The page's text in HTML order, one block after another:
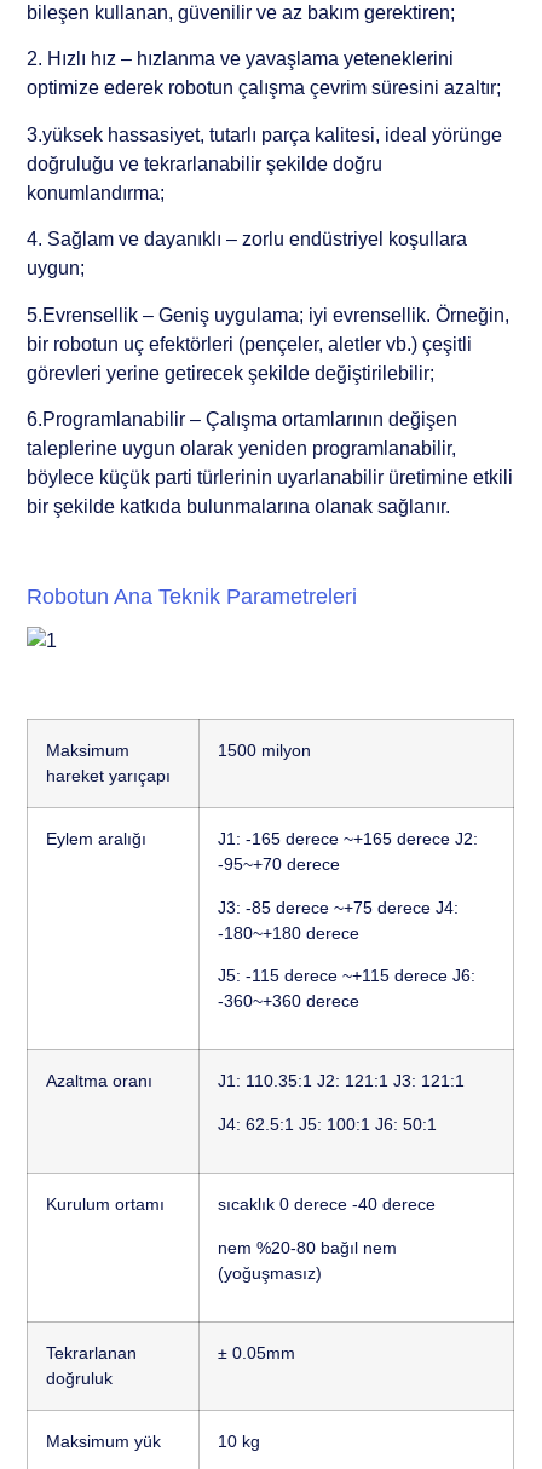
bileşen kullanan, güvenilir ve az bakım gerektiren;
2. Hızlı hız – hızlanma ve yavaşlama yeteneklerini
optimize ederek robotun çalışma çevrim süresini azaltır;
3.yüksek hassasiyet, tutarlı parça kalitesi, ideal yörünge
doğruluğu ve tekrarlanabilir şekilde doğru
konumlandırma;
4. Sağlam ve dayanıklı – zorlu endüstriyel koşullara
uygun;
5.Evrensellik – Geniş uygulama; iyi evrensellik. Örneğin,
bir robotun uç efektörleri (pençeler, aletler vb.) çeşitli
görevleri yerine getirecek şekilde değiştirilebilir;
6.Programlanabilir – Çalışma ortamlarının değişen
taleplerine uygun olarak yeniden programlanabilir,
böylece küçük parti türlerinin uyarlanabilir üretimine etkili
bir şekilde katkıda bulunmalarına olanak sağlanır.
Robotun Ana Teknik Parametreleri
Maksimum
hareket yarıçapı
1500 milyon
Eylem aralığı
J1: -165 derece ~+165 derece J2:
-95~+70 derece
J3: -85 derece ~+75 derece J4:
-180~+180 derece
J5: -115 derece ~+115 derece J6:
-360~+360 derece
Azaltma oranı J1: 110.35:1 J2: 121:1 J3: 121:1
J4: 62.5:1 J5: 100:1 J6: 50:1
Kurulum ortamı sıcaklık 0 derece -40 derece
nem %20-80 bağıl nem
(yoğuşmasız)
Tekrarlanan
doğruluk
± 0.05mm
Maksimum yük 10 kg